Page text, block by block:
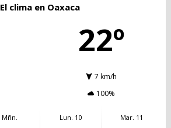
El clima en Oaxaca
22º
7 km/h
100%
Mñn.
Lun. 10
Mar. 11